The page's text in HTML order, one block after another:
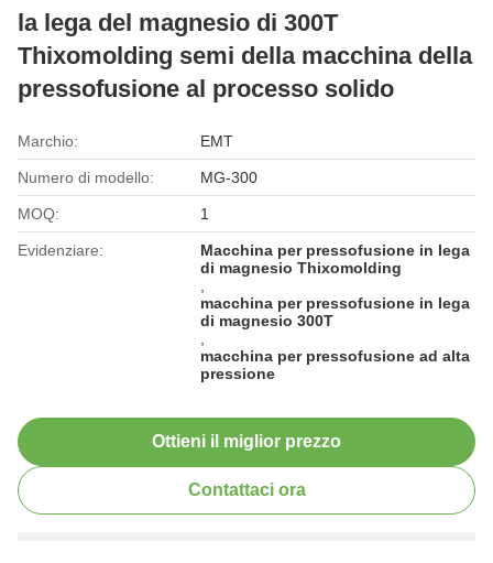
la lega del magnesio di 300T
Thixomolding semi della macchina della
pressofusione al processo solido
Marchio: EMT
Numero di modello: MG-300
MOQ: 1
Evidenziare:
Macchina per pressofusione in lega
di magnesio Thixomolding
macchina per pressofusione in lega
di magnesio 300T
macchina per pressofusione ad alta
pressione
Ottieni il miglior prezzo
Contattaci ora